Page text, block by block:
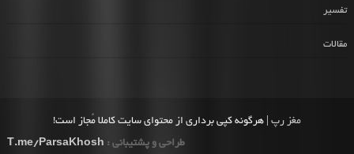
تفسیر
مقالات
مغز رپ | هرگونه کپی برداری از محتوای سایت کاملا مُجاز است!
طراحی و پشتیبانی : T.me/ParsaKhosh